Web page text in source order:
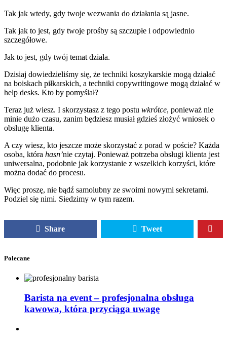
Tak jak wtedy, gdy twoje wezwania do działania są jasne.
Tak jak to jest, gdy twoje prośby są szczupłe i odpowiednio
szczegółowe.
Jak to jest, gdy twój temat działa.
Dzisiaj dowiedzieliśmy się, że techniki koszykarskie mogą działać
na boiskach piłkarskich, a techniki copywritingowe mogą działać w
help desks. Kto by pomyślał?
Teraz już wiesz. I skorzystasz z tego postu wkrótce, ponieważ nie
minie dużo czasu, zanim będziesz musiał gdzieś złożyć wniosek o
obsługę klienta.
A czy wiesz, kto jeszcze może skorzystać z porad w poście? Każda
osoba, która hasn’nie czytaj. Ponieważ potrzeba obsługi klienta jest
uniwersalna, podobnie jak korzystanie z wszelkich korzyści, które
można dodać do procesu.
Więc proszę, nie bądź samolubny ze swoimi nowymi sekretami.
Podziel się nimi. Siedzimy w tym razem.
Share Tweet
Polecane
Barista na event – profesjonalna obsługa
kawowa, która przyciąga uwagę